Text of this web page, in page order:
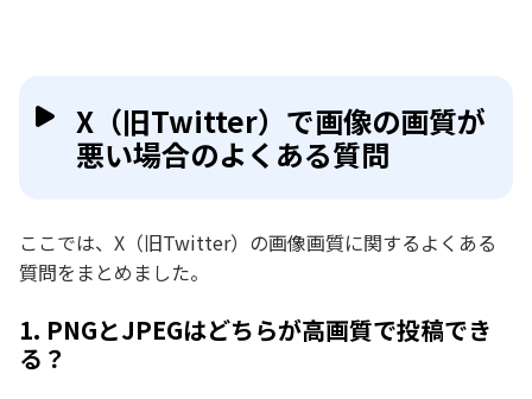
X（旧Twitter）で画像の画質が
悪い場合のよくある質問
ここでは、X（旧Twitter）の画像画質に関するよくある
質問をまとめました。
1. PNGとJPEGはどちらが高画質で投稿でき
る？